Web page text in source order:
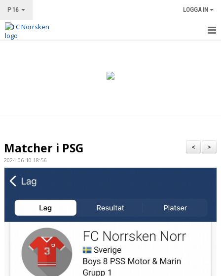
P 16 LOGGA IN
BILDGALLERI
DOKUMENT
KONTAKT
>
<
Matcher i PSG
2024-06-10 18:56